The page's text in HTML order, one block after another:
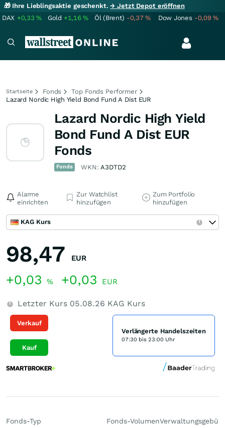
🎁 Ihre Lieblingsaktie geschenkt.→ Jetzt Depot eröffnen
DAX +0,33% Gold +1,16% Öl (Brent) -0,37% Dow Jones -0,09%
Startseite Fonds
Top Fonds Performer
Lazard Nordic High Yield Bond Fund A Dist EUR
Lazard Nordic High Yield
Bond Fund A Dist EUR
Fonds
Fonds WKN:A3DTD2
Alarme
einrichten
Zur Watchlist
hinzufügen
Zum Portfolio
hinzufügen
KAG Kurs
98,47 EUR
+0,03 % +0,03 EUR
Letzter Kurs 05.08.26 KAG Kurs
Verkauf
Kauf
Verlängerte Handelszeiten
07:30 bis 23:00 Uhr
Fonds-Typ Fonds-Volumen